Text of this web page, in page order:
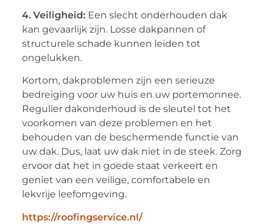
4. Veiligheid:Een slecht onderhouden dak
kan gevaarlijk zijn. Losse dakpannen of
structurele schade kunnen leiden tot
ongelukken.
Kortom, dakproblemen zijn een serieuze
bedreiging voor uw huis en uw portemonnee.
Regulier dakonderhoud is de sleutel tot het
voorkomen van deze problemen en het
behouden van de beschermende functie van
uw dak. Dus, laat uw dak niet in de steek. Zorg
ervoor dat het in goede staat verkeert en
geniet van een veilige, comfortabele en
lekvrije leefomgeving.
https://roofingservice.nl/